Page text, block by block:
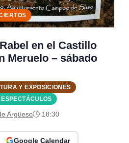
en el Castillo
Meruelo – sábado
Y EXPOSICIONES
Argüeso🕒 18:30
Google Calendar